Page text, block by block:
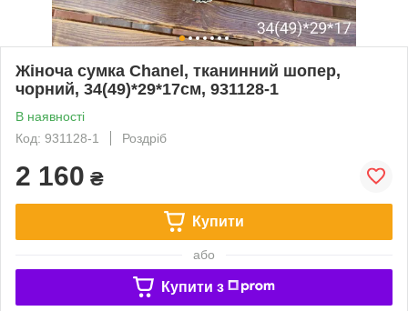
Жіноча сумка Chanel, тканинний шопер,
чорний, 34(49)*29*17см, 931128-1
В наявності
Код: 931128-1
Роздріб
2 160 ₴
Купити
або
Купити з